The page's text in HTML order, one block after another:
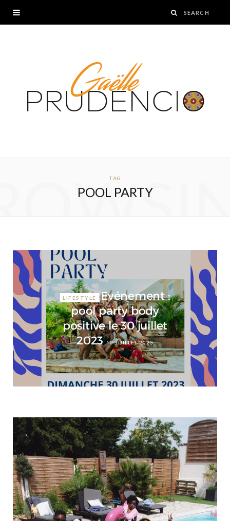
TAG
POOL PARTY
LIFESTYLE
Evénement :
pool party body
positive le 30 juillet
2023 10 JUILLET 2023